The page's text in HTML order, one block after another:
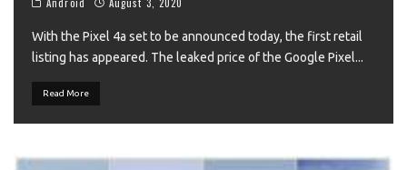
Android August 3, 2020
With the Pixel 4a set to be announced today, the first retail
listing has appeared. The leaked price of the Google Pixel...
Read More